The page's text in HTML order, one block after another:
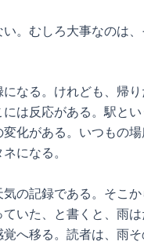
。むしろ大事なのは
なる。けれども、帰
は反応がある。駅と
化がある。いつもの
になる。
の記録である。そこ
いた、と書くと、雨
へ移る。読者は、雨そ